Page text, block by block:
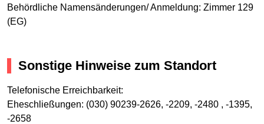
Behördliche Namensänderungen/ Anmeldung: Zimmer 129
(EG)
Sonstige Hinweise zum Standort
Telefonische Erreichbarkeit:
Eheschließungen: (030) 90239-2626, -2209, -2480 , -1395,
-2658